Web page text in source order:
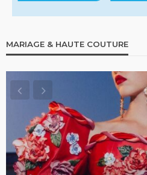
MARIAGE & HAUTE COUTURE